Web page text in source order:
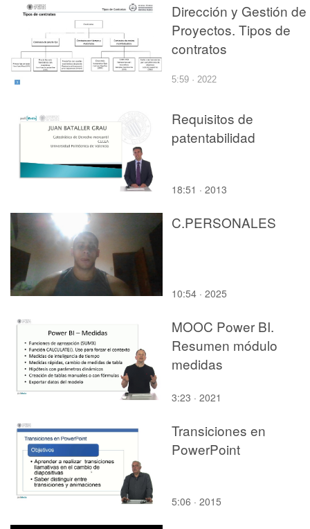
Dirección y Gestión de
Proyectos. Tipos de
contratos
5:59 · 2022
Requisitos de
patentabilidad
18:51 · 2013
C.PERSONALES
10:54 · 2025
MOOC Power BI.
Resumen módulo
medidas
3:23 · 2021
Transiciones en
PowerPoint
5:06 · 2015